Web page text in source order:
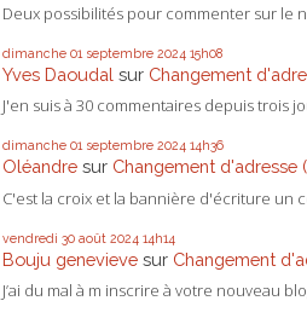
Deux possibilités pour commenter sur le
dimanche 01 septembre 2024 15h08
Yves Daoudal sur Changement
J'en suis à 30 commentaires depuis trois
dimanche 01 septembre 2024 14h36
Oléandre sur Changement d'adresse
C'est la croix et la bannière d'écriture un
vendredi 30 août 2024 14h14
Bouju genevieve sur Changement
J’ai du mal à m inscrire à votre nouveau